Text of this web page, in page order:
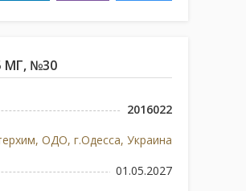
МГ, №30
2016022
ОДО, г.Одесса, Украина
01.05.2027